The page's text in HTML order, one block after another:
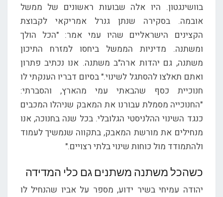
בוושינגטון. היו אלה שבועות ראשונים של ממשל
אובמה. בסקירה שנתן גנרל אמריקאי לקבוצת
הקצינים הישראליים שהיו עמי אמר: "הכל הולך
ומשתנה. מדיניות הממשל ביחסו למזרח התיכון
משתנה, גם יהדות ארה"ב משתנה. אנו נכתיב פתרון
ואתם תאלצו להסתגל לשינוי." בסיום דבריו הענקתי לו
חנוכיית כסף שהבאתי עמי מהארץ, והסברתי:
"החנוכייה מסמלת עבורנו את המאבק שניהלו המכבים
כנגד השינוי ההלניסטי הגלובלי. בכל שנה בחנוכה, אנו
מנחילים את מורשת המאבק, בתקווה שנמשיך לעמוד
ולהתמודד מול כוחות שינוי בלתי רצויים."
כשהכל משתנה משתנים גם כלי המדידה
יהודה עמיחי בשיר ידוע, מספר על אביו שהנחיל לו